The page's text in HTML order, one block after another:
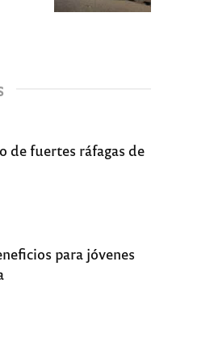
de fuertes ráfagas de
para jóvenes